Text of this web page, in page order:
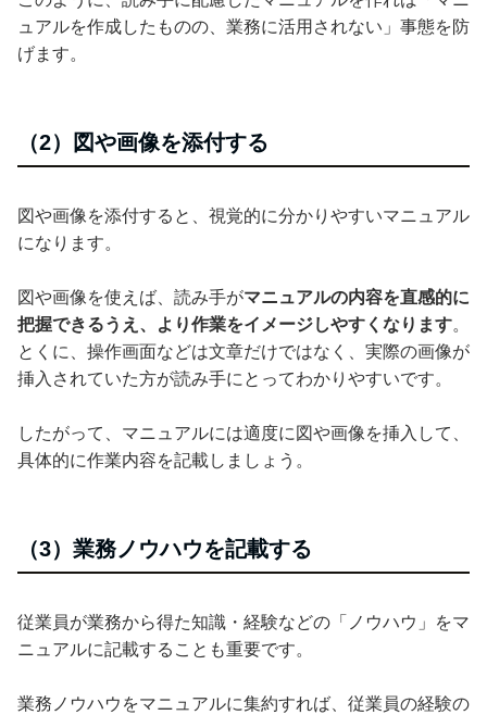
ュアルを作成したものの、業務に活用されない」事態を防
げます。
（2）図や画像を添付する
図や画像を添付すると、視覚的に分かりやすいマニュアル
になります。
図や画像を使えば、読み手がマニュアルの内容を直感的に
把握できるうえ、より作業をイメージしやすくなります。
とくに、操作画面などは文章だけではなく、実際の画像が
挿入されていた方が読み手にとってわかりやすいです。
したがって、マニュアルには適度に図や画像を挿入して、
具体的に作業内容を記載しましょう。
（3）業務ノウハウを記載する
従業員が業務から得た知識・経験などの「ノウハウ」をマ
ニュアルに記載することも重要です。
業務ノウハウをマニュアルに集約すれば、従業員の経験の